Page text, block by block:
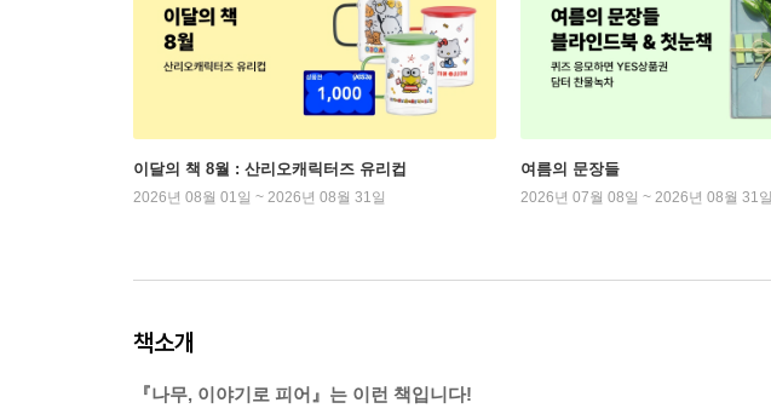
이달의 책 8월 : 산리오캐릭터즈 유리컵
2026년 08월 01일 ~ 2026년 08월 31일
여름의 문장들
2026년 07월 08일 ~ 2026년 08월 31일
책소개
『나무, 이야기로 피어』는 이런 책입니다!